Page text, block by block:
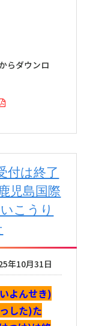
らダウンロ
付は終了
児島国際
こうり
年10月31日
よんせき)
した)た